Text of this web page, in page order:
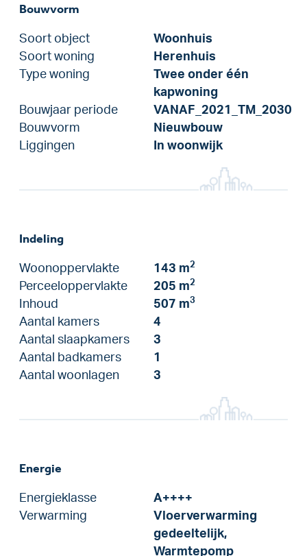
Bouwvorm
Soort object
Woonhuis
Soort woning
Herenhuis
Type woning
Twee onder één
kapwoning
Bouwjaar periode
VANAF_2021_TM_2030
Bouwvorm
Nieuwbouw
Liggingen
In woonwijk
Indeling
Woonoppervlakte 143 m2
Perceeloppervlakte 205 m2
Inhoud 507 m3
Aantal kamers
4
Aantal slaapkamers
3
Aantal badkamers
1
Aantal woonlagen
3
Energie
Energieklasse
A++++
Verwarming
Vloerverwarming
gedeeltelijk,
Warmtepomp